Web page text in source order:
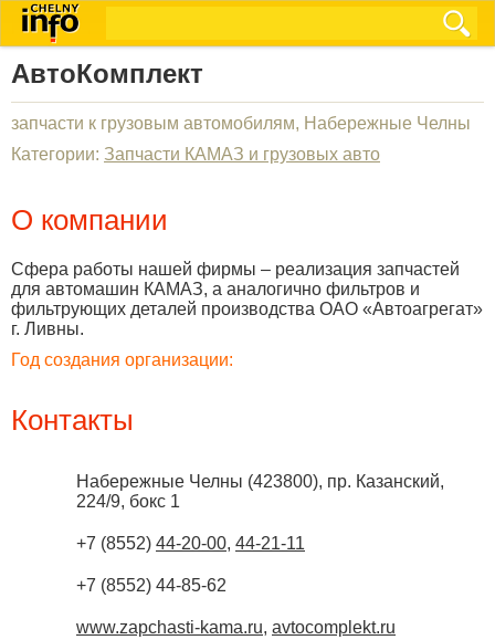
АвтоКомплект
запчасти к грузовым автомобилям, Набережные Челны
Категории: Запчасти КАМАЗ и грузовых авто
О компании
Сфера работы нашей фирмы – реализация запчастей
для автомашин КАМАЗ, а аналогично фильтров и
фильтрующих деталей производства ОАО «Автоагрегат»
г. Ливны.
Год создания организации:
Контакты
Набережные Челны (423800), пр. Казанский,
224/9, бокс 1
+7 (8552) 44-20-00, 44-21-11
+7 (8552) 44-85-62
www.zapchasti-kama.ru, avtocomplekt.ru